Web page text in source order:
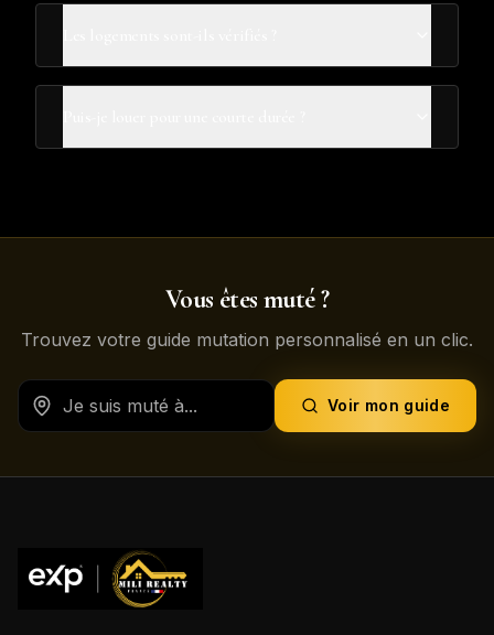
Vous êtes muté ?
Trouvez votre guide mutation personnalisé en un clic.
Voir mon guide